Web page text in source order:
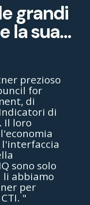
grandi
la sua...
prezioso
for
di
di
Il loro
sono solo
li abbiamo
per
"